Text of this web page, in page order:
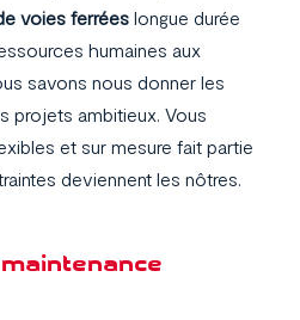
voies ferrées longue durée
humaines aux
savons nous donner les
projets ambitieux. Vous
et sur mesure fait partie
deviennent les nôtres.